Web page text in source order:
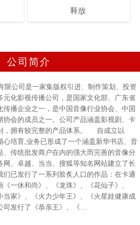
释放
公司简介
公司是一家集版权引进、制作策划、投资
元化影视传播公司，是国家文化部、广东省
播企业之一，是中国音像行业协会、中国
协会的成员之一。公司产品涵盖影视剧、卡
，拥有较完整的产品体系。 自成立以
心培育,业务已形成了一个涵盖新华书店、音
、传统批发商户在内的强大而完善的音像分
网、卓越、当当、搜狐等知名网站建立了长
们已发行了一系列脍炙人口的作品：在卡通
一休和尚》、《龙珠》、《花仙子》、
当家》、《火力少年王》、《火星娃健康成
司发行了《恭亲王》、《…